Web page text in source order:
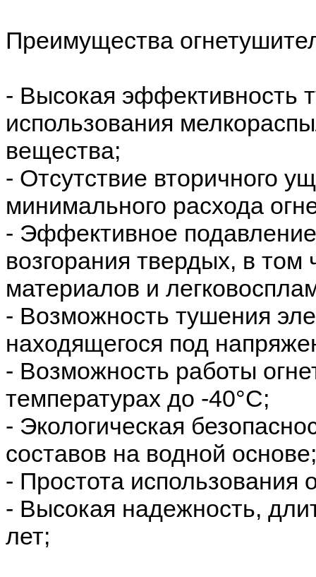
Преимущества
- Высокая эффективность
использования
вещества;
- Отсутствие вторичного
минимального расхода
- Эффективное
возгорания твердых, в
материалов и
- Возможность тушения
находящегося под
- Возможность работы
температурах до -40°С;
- Экологическая
составов на водной основе;
- Простота использования
- Высокая надежность,
лет;